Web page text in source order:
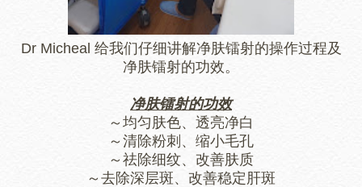
Dr Micheal 给我们仔细讲解净肤镭射的操作过程及
净肤镭射的功效。
净肤镭射的功效
～均匀肤色、透亮净白
～清除粉刺、缩小毛孔
～祛除细纹、改善肤质
～去除深层斑、改善稳定肝斑